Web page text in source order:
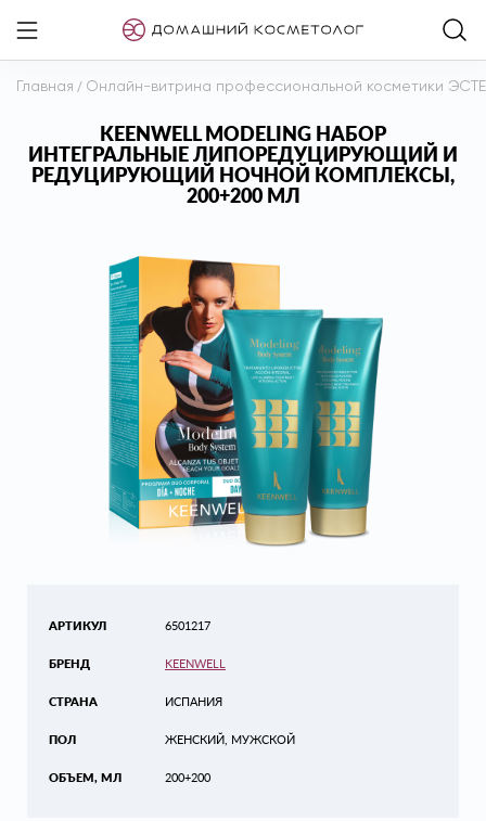
Главная / Онлайн-витрина профессиональной косметики
KEENWELL MODELING НАБОР
ИНТЕГРАЛЬНЫЕ ЛИПОРЕДУЦИРУЮЩИЙ И
РЕДУЦИРУЮЩИЙ НОЧНОЙ КОМПЛЕКСЫ,
200+200 МЛ
АРТИКУЛ
БРЕНД
СТРАНА
ПОЛ
ОБЪЕМ, МЛ
6501217
KEENWELL
ИСПАНИЯ
ЖЕНСКИЙ, МУЖСКОЙ
200+200